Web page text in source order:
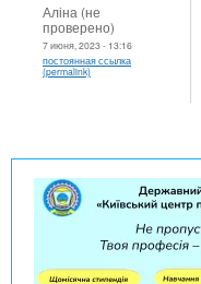
Аліна (не
проверено)
7 июня, 2023 - 13:16
постоянная ссылка
(permalink)